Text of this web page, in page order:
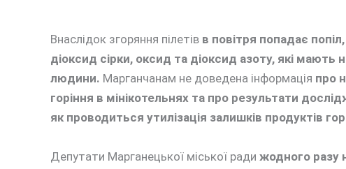
Внаслідок згоряння пілетів в повітря попадає
діоксид сірки, оксид та діоксид азоту, які мають
людини. Марганчанам не доведена інформація про
горіння в мінікотельнях та про результати
як проводиться утилізація залишків продуктів
Депутати Марганецької міської ради жодного разу